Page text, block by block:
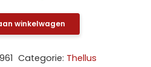
winkelwagen
Categorie: Thellus